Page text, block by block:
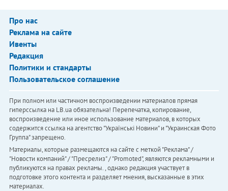
Про нас
Реклама на сайте
Ивенты
Редакция
Политики и стандарты
Пользовательское соглашение
При полном или частичном воспроизведении материалов прямая
гиперссылка на LB.ua обязательна! Перепечатка, копирование,
воспроизведение или иное использование материалов, в которых
содержится ссылка на агентство "Українськi Новини" и "Украинская Фото
Группа" запрещено.
Материалы, которые размещаются на сайте с меткой "Реклама" /
"Новости компаний" / "Пресрелиз" / "Promoted", являются рекламными и
публикуются на правах рекламы. , однако редакция участвует в
подготовке этого контента и разделяет мнения, высказанные в этих
материалах.